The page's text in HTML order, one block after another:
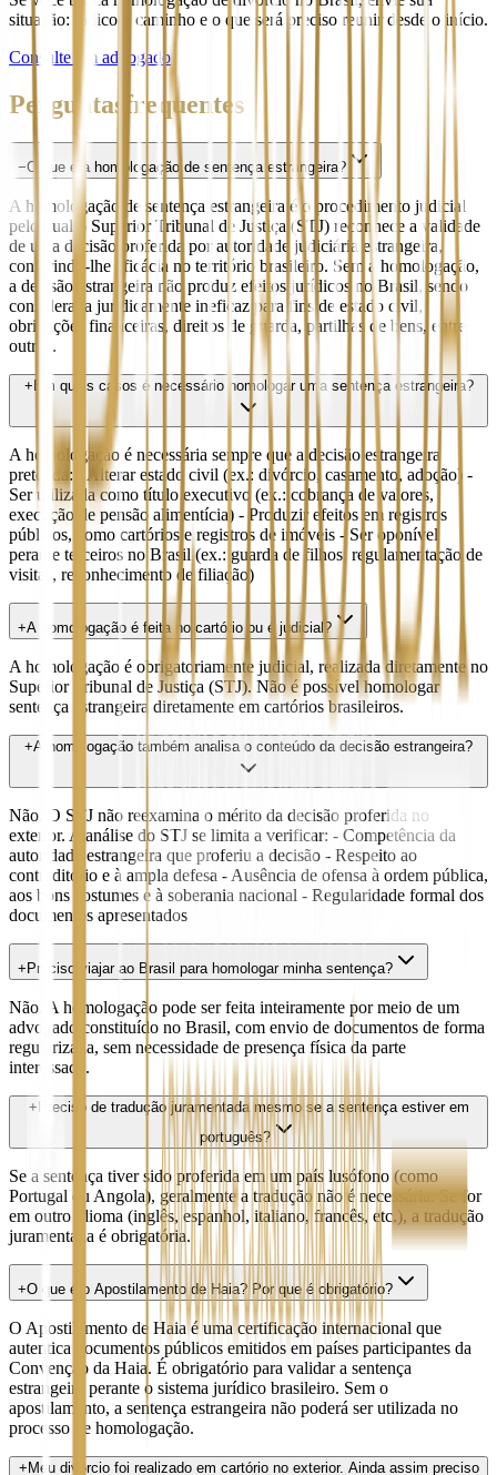
situação: indico o caminho e o que será preciso reunir desde o início.
Consulte um advogado
Perguntas frequentes
−O que é a homologação de sentença estrangeira?
A homologação de sentença estrangeira é o procedimento judicial
pelo qual o Superior Tribunal de Justiça (STJ) reconhece a validade
de uma decisão proferida por autoridade judiciária estrangeira,
conferindo-lhe eficácia no território brasileiro. Sem a homologação,
a decisão estrangeira não produz efeitos jurídicos no Brasil, sendo
considerada juridicamente ineficaz para fins de estado civil,
obrigações financeiras, direitos de guarda, partilhas de bens, entre
outros.
+ Em quais casos é necessário homologar uma sentença estrangeira?
A homologação é necessária sempre que a decisão estrangeira
pretenda: - Alterar estado civil (ex.: divórcio, casamento, adoção) -
Ser utilizada como título executivo (ex.: cobrança de valores,
execução de pensão alimentícia) - Produzir efeitos em registros
públicos, como cartórios e registros de imóveis - Ser oponível
perante terceiros no Brasil (ex.: guarda de filhos, regulamentação de
visitas, reconhecimento de filiação)
+A homologação é feita no cartório ou é judicial?
A homologação é obrigatoriamente judicial, realizada diretamente no
Superior Tribunal de Justiça (STJ). Não é possível homologar
sentença estrangeira diretamente em cartórios brasileiros.
+A homologação também analisa o conteúdo da decisão estrangeira?
Não. O STJ não reexamina o mérito da decisão proferida no
exterior. A análise do STJ se limita a verificar: - Competência da
autoridade estrangeira que proferiu a decisão - Respeito ao
contraditório e à ampla defesa - Ausência de ofensa à ordem pública,
aos bons costumes e à soberania nacional - Regularidade formal dos
documentos apresentados
+ Preciso viajar ao Brasil para homologar minha sentença?
Não. A homologação pode ser feita inteiramente por meio de um
advogado constituído no Brasil, com envio de documentos de forma
regularizada, sem necessidade de presença física da parte
interessada.
+ Preciso de tradução juramentada mesmo se a sentença estiver em
português?
Se a sentença tiver sido proferida em um país lusófono (como
Portugal ou Angola), geralmente a tradução não é necessária. Se for
em outro idioma (inglês, espanhol, italiano, francês, etc.), a tradução
juramentada é obrigatória.
+O que é o Apostilamento de Haia? Por que é obrigatório?
O Apostilamento de Haia é uma certificação internacional que
autentica documentos públicos emitidos em países participantes da
Convenção da Haia. É obrigatório para validar a sentença
estrangeira perante o sistema jurídico brasileiro. Sem o
apostilamento, a sentença estrangeira não poderá ser utilizada no
processo de homologação.
+ Meu divórcio foi realizado em cartório no exterior. Ainda assim preciso